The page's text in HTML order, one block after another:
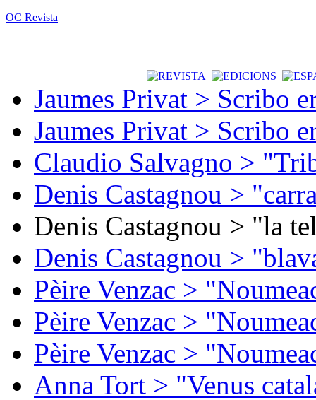
OC Revista
Jaumes Privat > Scribo
Jaumes Privat > Scribo
Claudio Salvagno >
Denis Castagnou >
Denis Castagnou > "la
Denis Castagnou >
Pèire Venzac >
Pèire Venzac >
Pèire Venzac >
Anna Tort > "Venus